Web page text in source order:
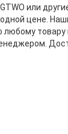
или
цене.
любому